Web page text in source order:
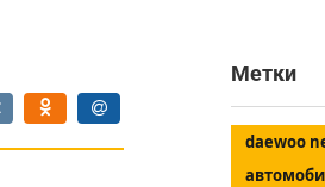
Метки
daewoo